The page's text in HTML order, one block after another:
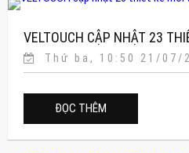
VELTOUCH CẬP NHẬT 23
CATALOG J-CUBE 2026–2027
Thứ ba, 10:50 21/07/
ĐỌC THÊM